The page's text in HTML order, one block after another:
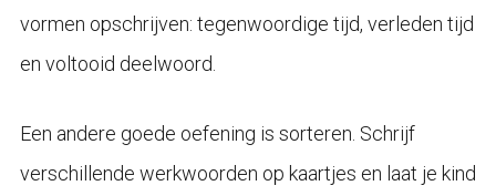
vormen opschrijven: tegenwoordige tijd, verleden tijd
en voltooid deelwoord.
Een andere goede oefening is sorteren. Schrijf
verschillende werkwoorden op kaartjes en laat je kind